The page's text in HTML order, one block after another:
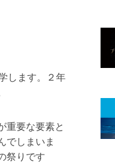
します。２年
重要な要素と
でしまいま
祭りです